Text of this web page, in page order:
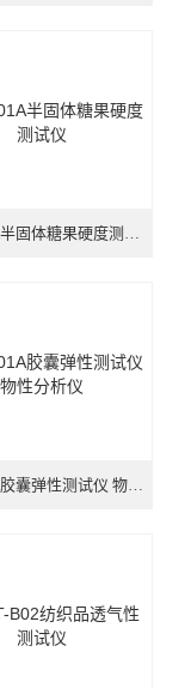
ETA-01A半固体糖果硬度测试仪
ETA-01A胶囊弹性测试仪 物性分析仪